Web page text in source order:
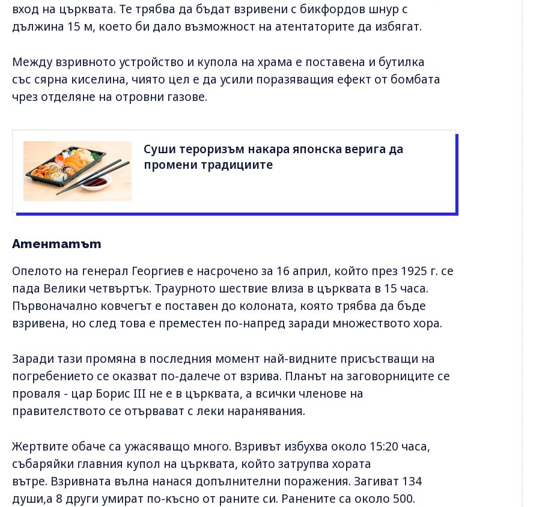
вход на църквата. Те трябва да бъдат взривени с бикфордов шнур с
дължина 15 м, което би дало възможност на атентаторите да избягат.
Между взривното устройство и купола на храма е поставена и бутилка
със сярна киселина, чиято цел е да усили поразяващия ефект от бомбата
чрез отделяне на отровни газове.
Суши тероризъм накара японска верига да
промени традициите
Атентатът
Опелото на генерал Георгиев е насрочено за 16 април, който през 1925 г. се
пада Велики четвъртък. Траурното шествие влиза в църквата в 15 часа.
Първоначално ковчегът е поставен до колоната, която трябва да бъде
взривена, но след това е преместен по-напред заради множеството хора.
Заради тази промяна в последния момент най-видните присъстващи на
погребението се оказват по-далече от взрива. Планът на заговорниците се
проваля - цар Борис III не е в църквата, а всички членове на
правителството се отървават с леки наранявания.
Жертвите обаче са ужасяващо много. Взривът избухва около 15:20 часа,
събаряйки главния купол на църквата, който затрупва хората
вътре. Взривната вълна нанася допълнителни поражения. Загиват 134
души,а 8 други умират по-късно от раните си. Ранените са около 500.